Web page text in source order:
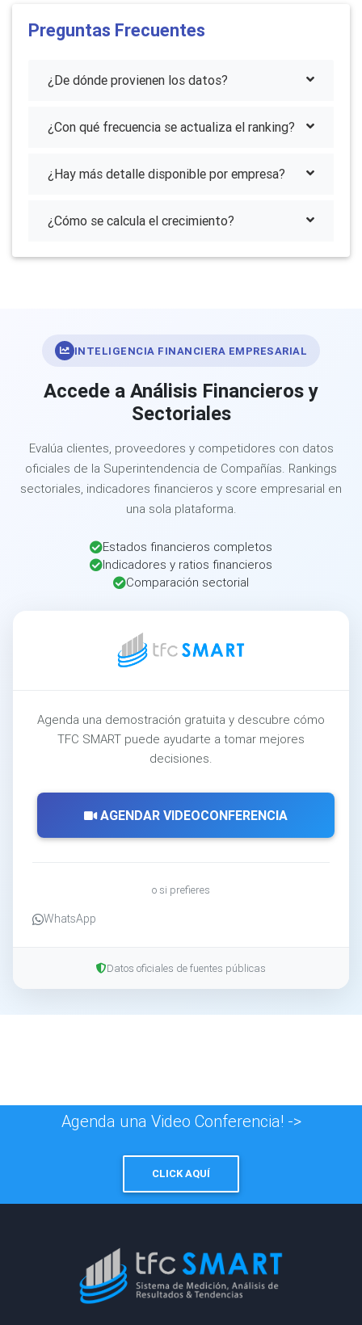
Preguntas Frecuentes
¿De dónde provienen los datos?
¿Con qué frecuencia se actualiza el ranking?
¿Hay más detalle disponible por empresa?
¿Cómo se calcula el crecimiento?
INTELIGENCIA FINANCIERA EMPRESARIAL
Accede a Análisis Financieros y
Sectoriales
Evalúa clientes, proveedores y competidores con datos
oficiales de la Superintendencia de Compañías. Rankings
sectoriales, indicadores financieros y score empresarial en
una sola plataforma.
Estados financieros completos
Indicadores y ratios financieros
Comparación sectorial
Agenda una demostración gratuita y descubre cómo
TFC SMART puede ayudarte a tomar mejores
decisiones.
AGENDAR VIDEOCONFERENCIA
o si prefieres
WhatsApp
Datos oficiales de fuentes públicas
Agenda una Video Conferencia! ->
CLICK AQUÍ